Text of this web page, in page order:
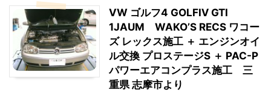
VW ゴルフ4 GOLFⅣ GTI
1JAUM WAKO’S RECS ワコー
ズ レックス施工 ＋ エンジンオイ
ル交換 プロステージS ＋ PAC-P
パワーエアコンプラス施工 三
重県 志摩市より